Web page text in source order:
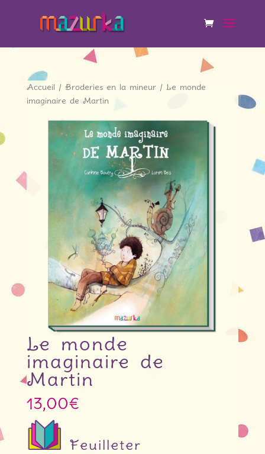
Accueil / Broderies en la mineur/ Le monde
imaginaire de Martin
Le monde
imaginaire de
Martin
13,00€
Feuilleter